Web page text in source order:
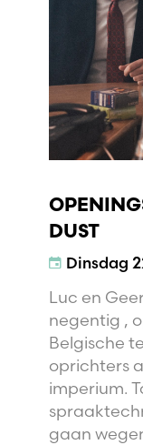
DUST
Dinsdag
Luc en
negentig ,
Belgische
oprichters
imperium.
gaan